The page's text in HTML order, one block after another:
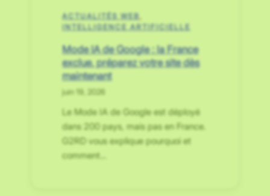
ACTUALITÉS WEB
INTELLIGENCE ARTIFICIELLE
Mode IA de Google : la France
exclue, préparez votre site dès
maintenant
juin 19, 2026
Le Mode IA de Google est déployé
dans 200 pays, mais pas en France.
G2RD vous explique pourquoi et
comment…